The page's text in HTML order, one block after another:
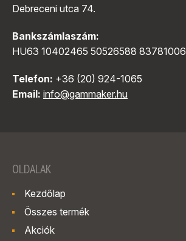
Debreceni utca 74.
Bankszámlaszám:
HU63 10402465 50526588 83781006
Telefon: +36 (20) 924-1065
Email: info@gammaker.hu
OLDALAK
Kezdőlap
Összes termék
Akciók